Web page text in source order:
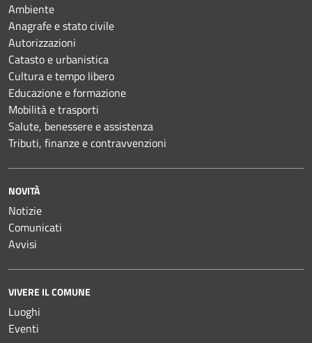
Ambiente
Anagrafe e stato civile
Autorizzazioni
Catasto e urbanistica
Cultura e tempo libero
Educazione e formazione
Mobilità e trasporti
Salute, benessere e assistenza
Tributi, finanze e contravvenzioni
NOVITÀ
Notizie
Comunicati
Avvisi
VIVERE IL COMUNE
Luoghi
Eventi